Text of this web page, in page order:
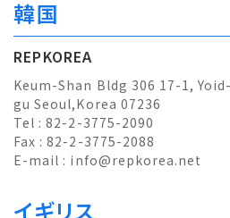
韓国
REPKOREA
Keum-Shan Bldg 306 17-1,
gu Seoul,Korea 07236
Tel : 82-2-3775-2090
Fax : 82-2-3775-2088
E-mail : info@repkorea.net
イギリス